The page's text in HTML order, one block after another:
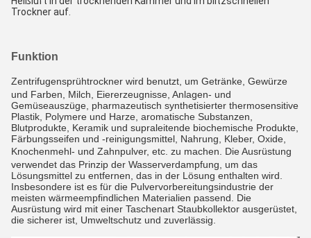
Trockner auf.
Funktion
Zentrifugensprühtrockner wird benutzt, um Getränke , Gewürze
und Farben, Milch, Eiererzeugnisse, Anlagen- und
Gemüseauszüge, pharmazeutisch synthetisierter thermosensitive
Plastik, Polymere und Harze, aromatische Substanzen,
Blutprodukte, Keramik und supraleitende biochemische Produkte,
Färbungsseifen und -reinigungsmittel, Nahrung, Kleber, Oxide,
Knochenmehl- und Zahnpulver, etc. zu machen . Die Ausrüstung
verwendet das Prinzip der Wasserverdampfung, um das
Lösungsmittel zu entfernen, das in der Lösung enthalten wird.
Insbesondere ist es für die Pulvervorbereitungsindustrie der
meisten wärmeempfindlichen Materialien passend. Die
Ausrüstung wird mit einer Taschenart Staubkollektor ausgerüstet,
die sicherer ist, Umweltschutz und zuverlässig.